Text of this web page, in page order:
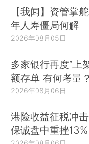
【我闻】资管掌
年人寿僵局何解
2026年08月05日
多家银行再度“上
额存单 有何考量？
2026年08月06日
港险收益征税冲
保诚盘中重挫13%